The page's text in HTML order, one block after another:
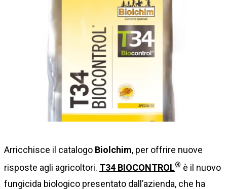
Arricchisce il catalogo Biolchim, per offrire nuove
risposte agli agricoltori. T34 BIOCONTROL® è il nuovo
fungicida biologico presentato dall’azienda, che ha